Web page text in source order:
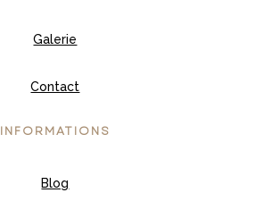
Galerie
Contact
INFORMATIONS
Blog